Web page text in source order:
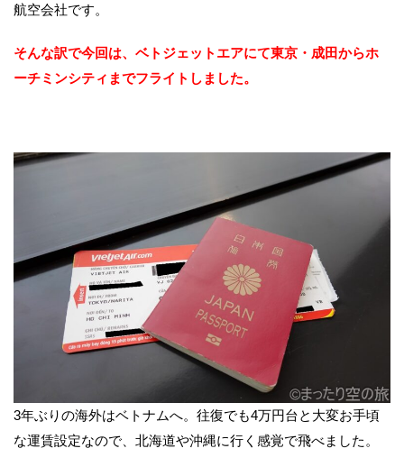
航空会社です。
そんな訳で今回は、ベトジェットエアにて東京・成田からホ
ーチミンシティまでフライトしました。
3年ぶりの海外はベトナムへ。往復でも4万円台と大変お手頃
な運賃設定なので、北海道や沖縄に行く感覚で飛べました。